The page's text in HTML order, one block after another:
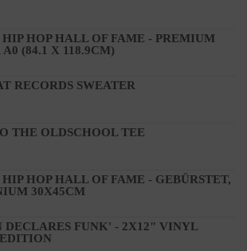
HOP HALL OF FAME - PREMIUM
A0 (84.1 X 118.9CM)
RECORDS SWEATER
THE OLDSCHOOL TEE
HOP HALL OF FAME - GEBÜRSTET,
30X45CM
DECLARES FUNK' - 2X12" VINYL